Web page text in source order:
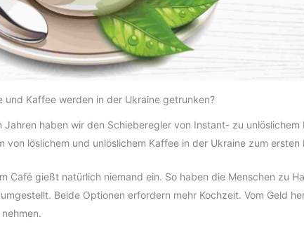
und Kaffee werden in der Ukraine getrunken?
Jahren haben wir den Schieberegler von Instant- zu
von löslichem und unlöslichem Kaffee in der Ukraine zum
Café gießt natürlich niemand ein. So haben die Menschen zu
Beide Optionen erfordern mehr Kochzeit. Vom Geld